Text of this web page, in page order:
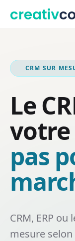
CRM SUR
Le
votre
pas
CRM, ERP
mesure selon